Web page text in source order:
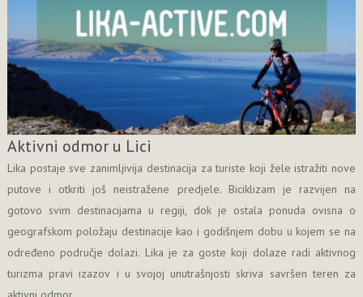
Aktivni odmor u Lici
Lika postaje sve zanimljivija destinacija za turiste koji žele istražiti nove
putove i otkriti još neistražene predjele. Biciklizam je razvijen na
gotovo svim destinacijama u regiji, dok je ostala ponuda ovisna o
geografskom položaju destinacije kao i godišnjem dobu u kojem se na
određeno područje dolazi. Lika je za goste koji dolaze radi aktivnog
turizma pravi izazov i u svojoj unutrašnjosti skriva savršen teren za